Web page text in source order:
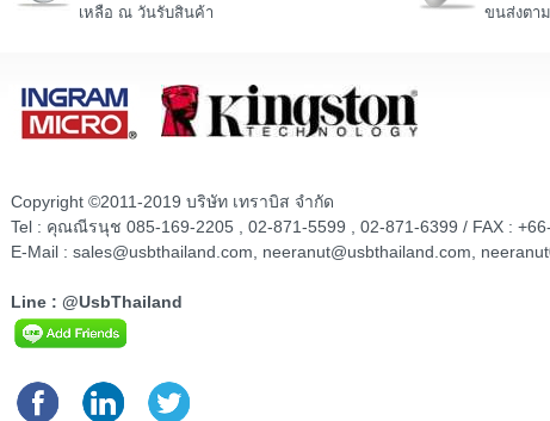
เหลือ ณ วันรับสินค้า
ขนส่งตา
Copyright ©2011-2019 บริษัท เทราบิส จำกัด
Tel : คุณณีรนุช 085-169-2205 , 02-871-5599 , 02-871-6399 / FAX :
E-Mail : sales@usbthailand.com, neeranut@usbthailand.com,
Line : @UsbThailand